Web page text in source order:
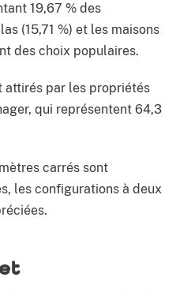
19,67 % des
(15,71 %) et les maisons
des choix populaires.
attirés par les propriétés
qui représentent 64,3
carrés sont
les configurations à deux